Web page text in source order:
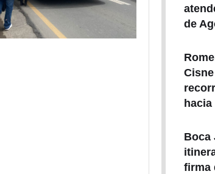
de
Cisne
Boca
firma